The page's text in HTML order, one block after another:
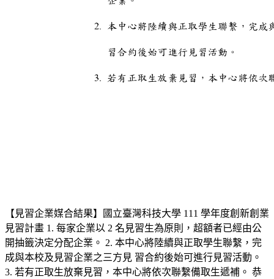
【見習企業媒合結果】國立臺灣科技大學 111 學年度創新創業
見習計畫 1. 每家企業以 2 名見習生為原則，超額者已經由公
開抽籤決定分配企業。 2. 本中心將陸續與正取學生聯繫，完
成與本校及見習企業之三方見 習合約後始可進行見習活動。
3. 若有正取生放棄見習，本中心將依次聯繫備取生遞補。 恭